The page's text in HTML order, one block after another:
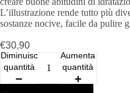
L’illustrazione rende tutto più
sostanze nocive, facile da pulire
€30,90
Diminuisci
quantità
Aumenta
quantità